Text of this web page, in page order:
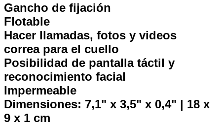
Gancho de fijación
Flotable
Hacer llamadas, fotos y videos
correa para el cuello
Posibilidad de pantalla táctil y
reconocimiento facial
Impermeable
Dimensiones: 7,1" x 3,5" x 0,4" | 18 x
9 x 1 cm